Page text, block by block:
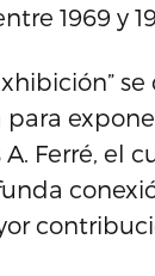
1969 y
A. Ferré, el